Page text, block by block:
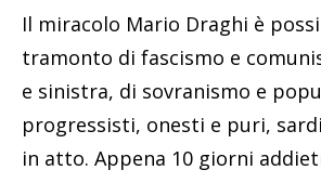
Il miracolo Mario Draghi è
tramonto di fascismo e
e sinistra, di sovranismo e
progressisti, onesti e puri,
in atto. Appena 10 giorni